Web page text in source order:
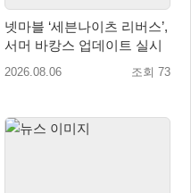
넷마블 ‘세븐나이츠 리버스’,
서머 바캉스 업데이트 실시
2026.08.06 조회 73